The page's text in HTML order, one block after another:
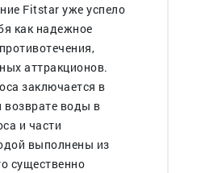
Fitstar уже успело
как надежное
аттракционов.
заключается в
возврате воды в
и части
выполнены из
существенно